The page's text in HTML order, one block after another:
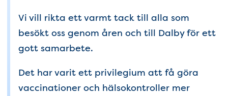
Vi vill rikta ett varmt tack till alla som
besökt oss genom åren och till Dalby för ett
gott samarbete.
Det har varit ett privilegium att få göra
vaccinationer och hälsokontroller mer